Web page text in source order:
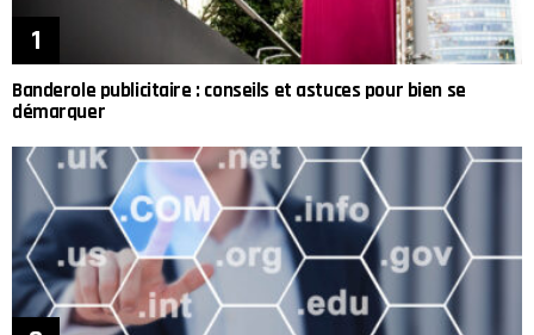
Banderole publicitaire : conseils et astuces pour bien se
démarquer